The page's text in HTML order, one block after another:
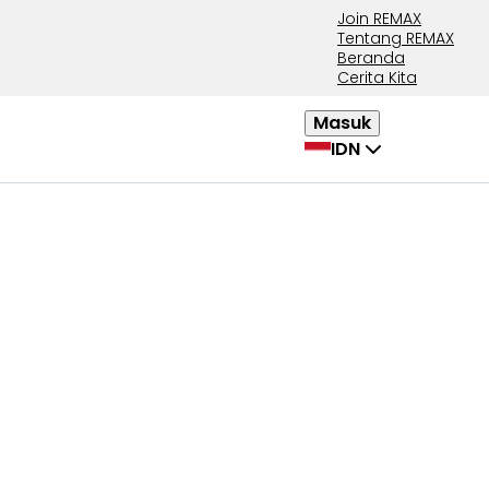
Join REMAX
Tentang REMAX
Beranda
Cerita Kita
Masuk
IDN